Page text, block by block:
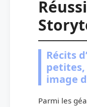
Récits
image
Parmi les